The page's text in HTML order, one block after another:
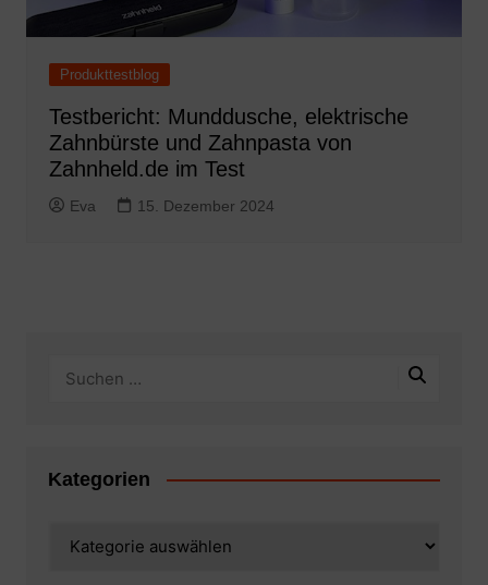
Produkttestblog
Testbericht: Munddusche, elektrische
Zahnbürste und Zahnpasta von
Zahnheld.de im Test
Eva 15. Dezember 2024
Kategorien